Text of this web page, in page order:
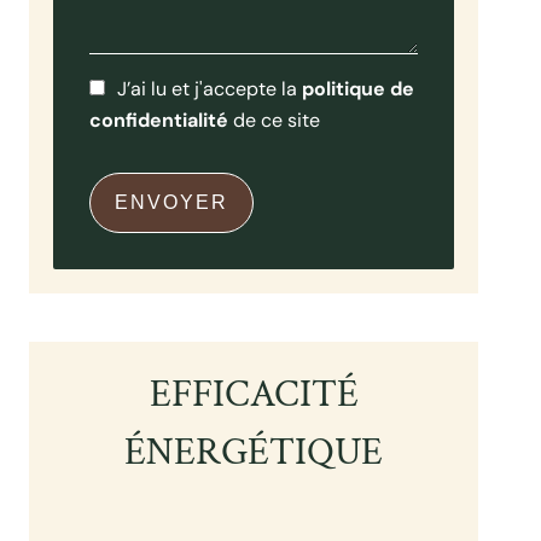
J’ai lu et j'accepte la politique de
confidentialité de ce site
ENVOYER
EFFICACITÉ
ÉNERGÉTIQUE